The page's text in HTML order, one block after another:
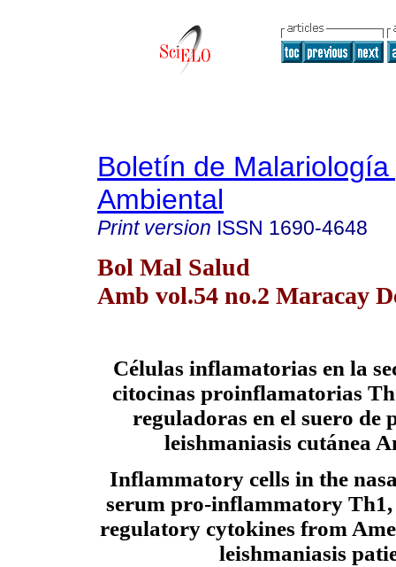
Boletín de
Ambiental
Print version ISSN 1690-4648
Bol Mal Salud
Amb vol.54 no.2 Maracay
Células inflamatorias en la
citocinas proinflamatorias
reguladoras en el suero de
leishmaniasis cutánea
Inflammatory cells in the
serum pro-inflammatory
regulatory cytokines from
leishmaniasis